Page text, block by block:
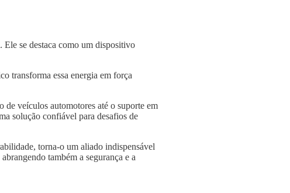
se destaca como um dispositivo
transforma essa energia em força
de veículos automotores até o suporte em
solução confiável para desafios de
torna-o um aliado indispensável
também a segurança e a